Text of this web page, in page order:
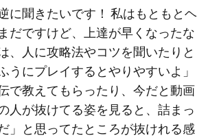
に聞きたいです！ 私はもともとヘ
だですけど、上達が早くなったな
、人に攻略法やコツを聞いたりと
うにプレイするとやりやすいよ」
で教えてもらったり、今だと動画
人が抜けてる姿を見ると、詰まっ
」と思ってたところが抜けれる感